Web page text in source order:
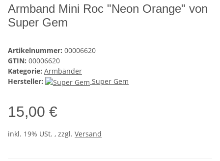
Armband Mini Roc "Neon Orange" von
Super Gem
Artikelnummer: 00006620
GTIN: 00006620
Kategorie: Armbänder
Hersteller:
Super Gem
15,00 €
inkl. 19% USt. , zzgl. Versand